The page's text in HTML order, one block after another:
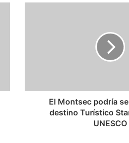
El Montsec podría
destino Turístico
UNESCO